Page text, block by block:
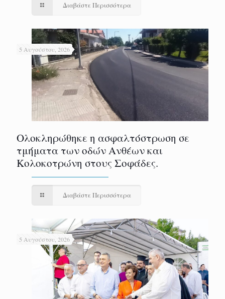
Διαβάστε Περισσότερα
5 Αυγούστου, 2026
Ολοκληρώθηκε η ασφαλτόστρωση σε
τμήματα των οδών Ανθέων και
Κολοκοτρώνη στους Σοφάδες.
Διαβάστε Περισσότερα
5 Αυγούστου, 2026